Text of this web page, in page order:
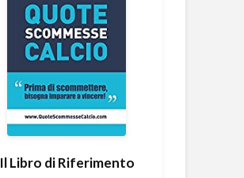
Il Libro di Riferimento